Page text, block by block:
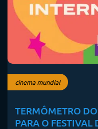
cinema mundial
TERMÔMETRO
PARA O